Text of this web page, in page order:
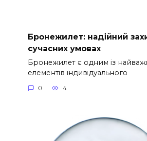
Бронежилет: надійний
сучасних умовах
Бронежилет є одним із
елементів індивідуального
0 4